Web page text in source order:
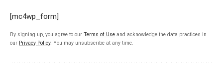
[mc4wp_form]
By signing up, you agree to our Terms of Use and acknowledge the data practices in
our Privacy Policy. You may unsubscribe at any time.